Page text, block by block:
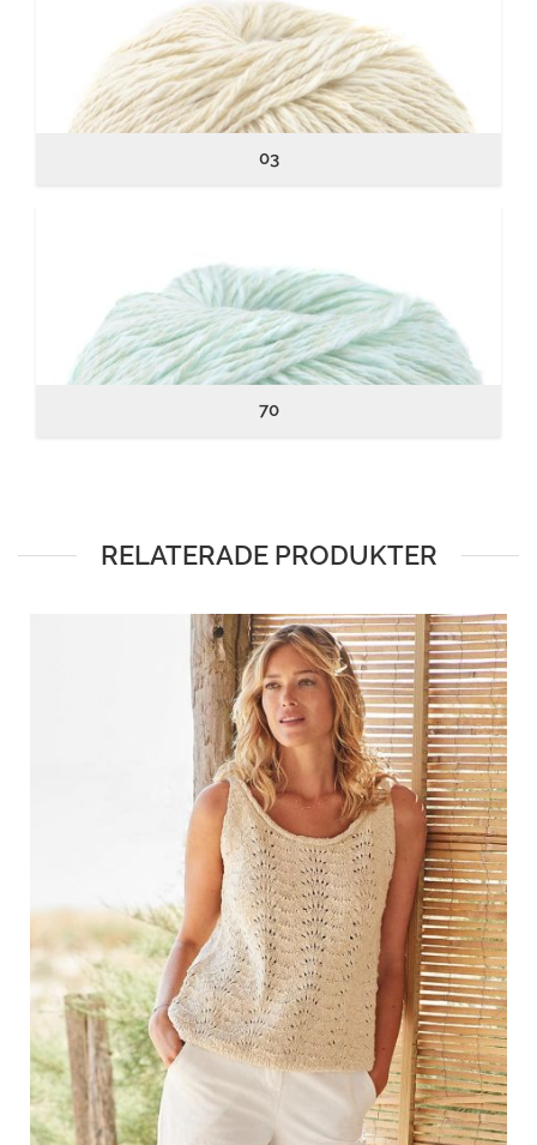
03
70
RELATERADE PRODUKTER